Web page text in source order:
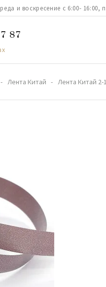
и воскресение с 6:00- 16:00,
87
Лента Китай Лента Китай 2-